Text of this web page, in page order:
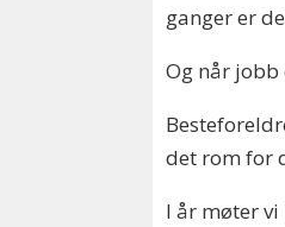
ganger er
Og når jobb
det rom for
I år møter